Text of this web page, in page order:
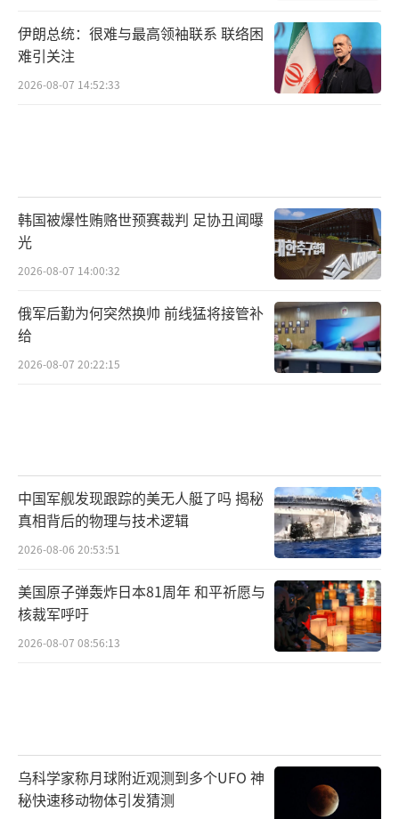
一方面，巴塔“打一枪换一国”的战术，
让巴阿没法算清责任。它把阿富汗当后方，从
阿富汗冲去巴基斯坦搞袭击，完了马上撤回阿
图注：巴塔从阿富汗越境袭击巴基斯坦
这次巴阿边境冲突，就是因为巴塔在古勒
姆袭击巴军，巴军去阿富汗炸巴塔营地，阿塔
才反过来打巴军哨所的。
另一方面，阿塔对巴塔的“暧昧态度”，
剿巴塔会引发内部普什图族成员的不满。这
种“嘴上答应、实际不动”的做法，让巴基斯
坦从最初的好好谈，变成直接动武，双方矛盾
越积越深。
更麻烦的是，巴塔还跟巴阿之间的“杜兰
德线争议”绑在了一起。阿塔从来没承认过英
国殖民时期划的杜兰线是两国边界，而巴塔主
图注：杜兰德线将普什图族聚居区一分为
二，导致巴阿两国长期存在领土争议
伊朗总统：很难与最高领袖联系 联络困
难引关注
2026-08-07 14:52:33
韩国被爆性贿赂世预赛裁判 足协丑闻曝
光
2026-08-07 14:00:32
俄军后勤为何突然换帅 前线猛将接管补
给
2026-08-07 20:22:15
中国军舰发现跟踪的美无人艇了吗 揭秘
真相背后的物理与技术逻辑
2026-08-06 20:53:51
美国原子弹轰炸日本81周年 和平祈愿与
核裁军呼吁
2026-08-07 08:56:13
乌科学家称月球附近观测到多个UFO 神
秘快速移动物体引发猜测